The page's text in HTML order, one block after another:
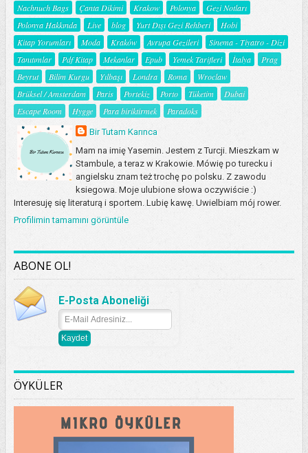
Nachnuch Bags Çanta Dikimi Krakow Polonya
Gezi Notları
Polonya Hakkında
Live blog Yurt Dışı Gezi Rehberi
Hobi
Kitap Yorumları
Moda Kraków Avrupa Gezileri
Sinema - Tiyatro - Dizi
Tanıtımlar
Pdf Kitap Mekanlar Epub Yemek Tarifleri İtalya
Prag
Beyrut
Bilim Kurgu Yılbaşı Londra Roma
Wroclaw
Brüksel / Amsterdam
Paris Portekiz Porto Tüketim
Dubai
Escape Room
Hygge Para biriktirmek Paradoks
Bir Tutam Karınca
Mam na imię Yasemin. Jestem z Turcji. Mieszkam w
Stambule, a teraz w Krakowie. Mówię po turecku i
angielsku znam też trochę po polsku. Z zawodu
ksiegowa. Moje ulubione słowa oczywiście :)
Interesuję się literaturą i sportem. Lubię kawę. Uwielbiam mój rower.
Profilimin tamamını görüntüle
ABONE OL!
E-Posta Aboneliği
ÖYKÜLER